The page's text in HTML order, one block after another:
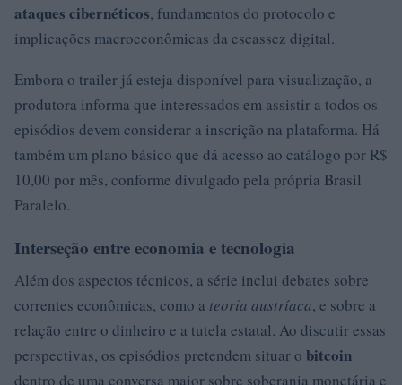
ataques cibernéticos, fundamentos do protocolo e
implicações macroeconômicas da escassez digital.
Embora o trailer já esteja disponível para visualização, a
produtora informa que interessados em assistir a todos os
episódios devem considerar a inscrição na plataforma. Há
também um plano básico que dá acesso ao catálogo por R$
10,00 por mês, conforme divulgado pela própria Brasil
Paralelo.
Interseção entre economia e tecnologia
Além dos aspectos técnicos, a série inclui debates sobre
correntes econômicas, como a teoria austríaca, e sobre a
relação entre o dinheiro e a tutela estatal. Ao discutir essas
perspectivas, os episódios pretendem situar o bitcoin
dentro de uma conversa maior sobre soberania monetária e